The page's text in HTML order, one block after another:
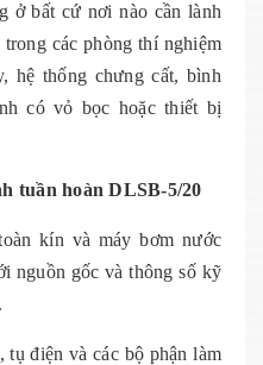
ở bất cứ nơi nào cần lành
các phòng thí nghiệm
hệ thống chưng cất, bình
có vỏ bọc hoặc thiết bị
tuần hoàn DLSB-5/20
kín và máy bơm nước
nguồn gốc và thông số kỹ
tụ điện và các bộ phận làm